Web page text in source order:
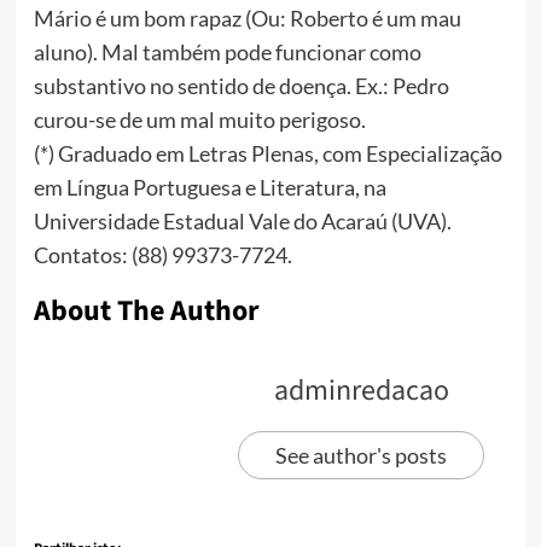
Mário é um bom rapaz (Ou: Roberto é um mau
aluno). Mal também pode funcionar como
substantivo no sentido de doença. Ex.: Pedro
curou-se de um mal muito perigoso.
(*) Graduado em Letras Plenas, com Especialização
em Língua Portuguesa e Literatura, na
Universidade Estadual Vale do Acaraú (UVA).
Contatos: (88) 99373-7724.
About The Author
adminredacao
See author's posts